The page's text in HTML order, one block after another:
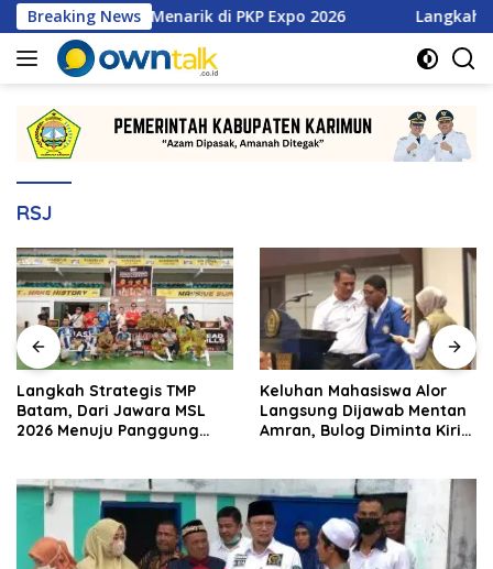
Langsung
ke
konten
Breaking News
Promo Menarik di PKP Expo 2026 Langkah Strategis
RSJ
Langkah Strategis TMP
Batam, Dari Jawara MSL
2026 Menuju Panggung
Keluhan Mahasiswa Alor
Langsung Dijawab Mentan
Amran, Bulog Diminta Kirim